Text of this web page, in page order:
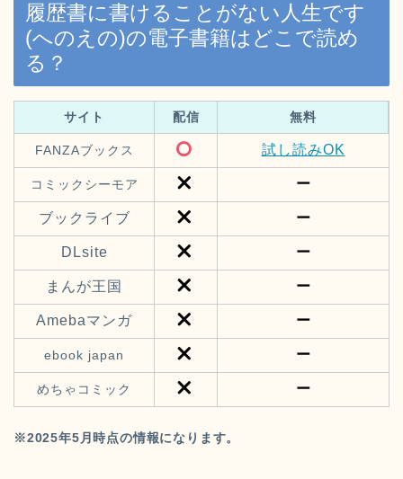
履歴書に書けることがない人生です
(へのえの)の電子書籍はどこで読め
る？
サイト 配信 無料
FANZAブックス 試し読みOK
コミックシーモア ー
ブックライブ ー
DLsite ー
まんが王国 ー
Amebaマンガ ー
ebook japan ー
めちゃコミック ー
※2025年5月時点の情報になります。